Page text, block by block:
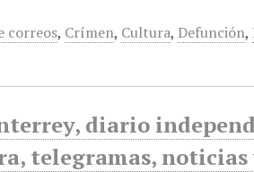
correos, Crímen, Cultura, Defunción,
diario
telegramas, noticias